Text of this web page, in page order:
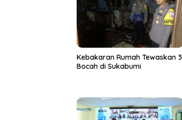
Kebakaran Rumah Tewaskan 3
Bocah di Sukabumi